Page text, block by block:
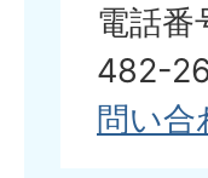
電話
482-
問い合